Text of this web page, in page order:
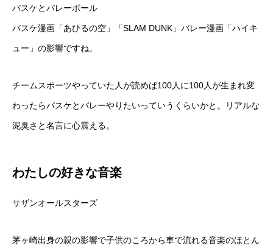
バスケとバレーボール
バスケ漫画「あひるの空」「SLAM DUNK」バレー漫画「ハイキ
ュー」の影響ですね。
チームスポーツやっていた人が読めば100人に100人が生まれ変
わったらバスケとバレーやりたいっていうくらいかと。リアルな
泥臭さと名言に心震える。
わたしの好きな音楽
サザンオールスターズ
茅ヶ崎出身の親の影響で子供のころから車で流れる音楽のほとん